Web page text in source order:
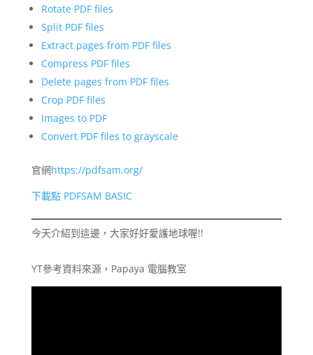
Rotate PDF files
Split PDF files
Extract pages from PDF files
Compress PDF files
Delete pages from PDF files
Crop PDF files
Images to PDF
Convert PDF files to grayscale
官網https://pdfsam.org/
下載點 PDFSAM BASIC
今天介紹到這邊，大家好好愛護地球喔!!
YT參考資料來源，Papaya 電腦教室